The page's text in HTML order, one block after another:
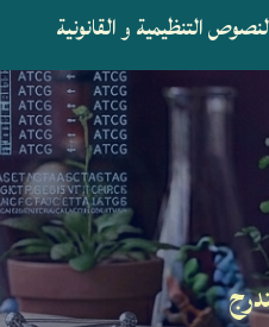
التنظيمية و القانونية